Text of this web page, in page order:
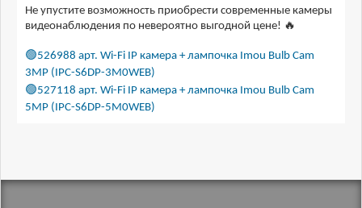
Не упустите возможность приобрести современные камеры
видеонаблюдения по невероятно выгодной цене! 🔥
🟢526988 арт. Wi-Fi IP камера + лампочка Imou Bulb Cam
3MP (IPC-S6DP-3M0WEB)
🟢527118 арт. Wi-Fi IP камера + лампочка Imou Bulb Cam
5MP (IPC-S6DP-5M0WEB)